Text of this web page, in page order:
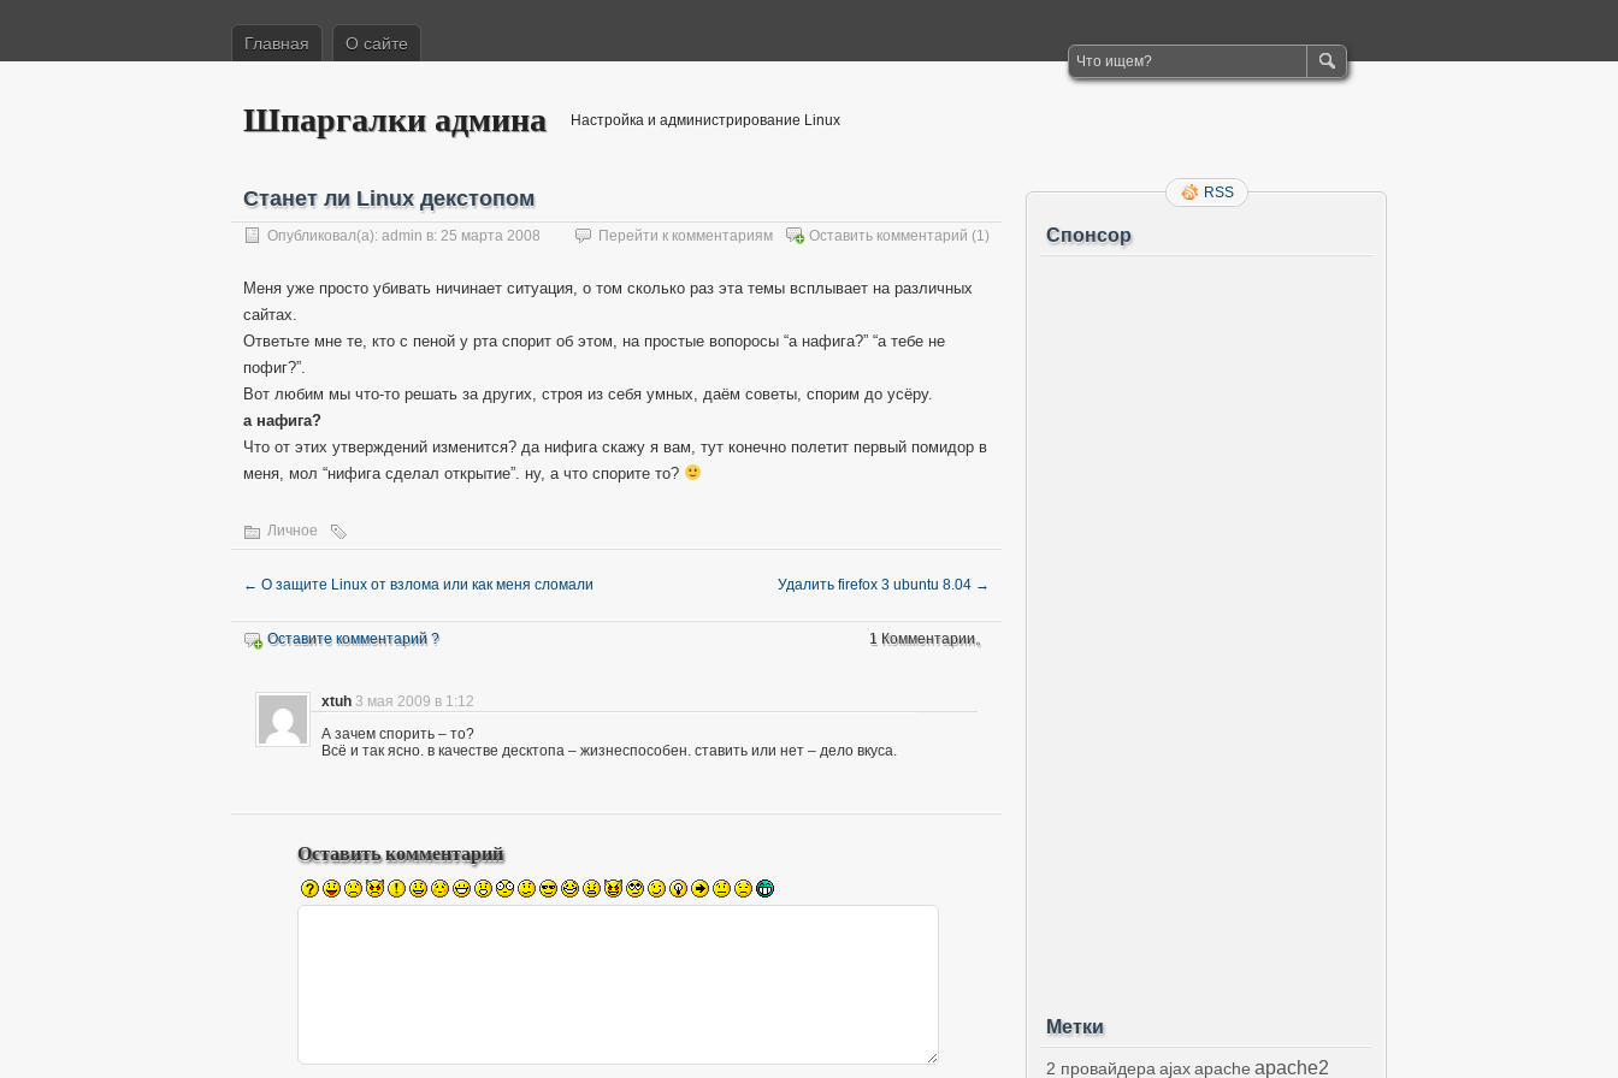
Главная О сайте
Шпаргалки админа Настройка и администрирование Linux
Станет ли Linux декстопом
Опубликовал(а): admin в: 25 марта 2008 Оставить комментарий (1)
Перейти к комментариям
Меня уже просто убивать ничинает ситуация, о том сколько раз эта темы всплывает на различных
сайтах.
Ответьте мне те, кто с пеной у рта спорит об этом, на простые вопоросы “а нафига?” “а тебе не
пофиг?”.
Вот любим мы что-то решать за других, строя из себя умных, даём советы, спорим до усёру.
а нафига?
Что от этих утверждений изменится? да нифига скажу я вам, тут конечно полетит первый помидор в
меня, мол “нифига сделал открытие”. ну, а что спорите то?
Личное
← О защите Linux от взлома или как меня сломали Удалить firefox 3 ubuntu 8.04 →
Оставите комментарий ? 1 Комментарии。
xtuh 3 мая 2009 в 1:12
А зачем спорить – то?
Всё и так ясно. в качестве десктопа – жизнеспособен. ставить или нет – дело вкуса.
Оставить комментарий
RSS
Спонсор
Метки
2 провайдера ajaxapache apache2